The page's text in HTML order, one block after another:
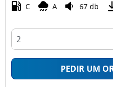
C A 67 db
PEDIR UM